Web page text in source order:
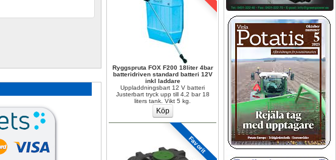
Ryggspruta FOX F200 18liter 4bar
batteridriven standard batteri 12V
inkl laddare
Uppladdningsbart 12 V batteri
Justerbart tryck upp till 4,2 bar 18
liters tank. Vikt 5 kg.
Favorit